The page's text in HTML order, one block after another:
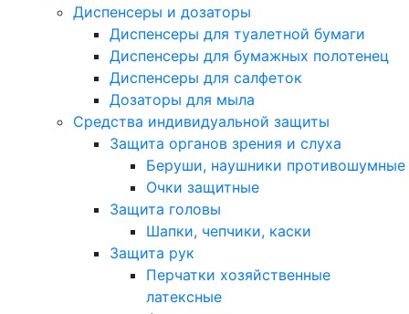
Диспенсеры и дозаторы
Диспенсеры для туалетной бумаги
Диспенсеры для бумажных полотенец
Диспенсеры для салфеток
Дозаторы для мыла
Средства индивидуальной защиты
Защита органов зрения и слуха
Беруши, наушники противошумные
Очки защитные
Защита головы
Шапки, чепчики, каски
Защита рук
Перчатки хозяйственные
латексные